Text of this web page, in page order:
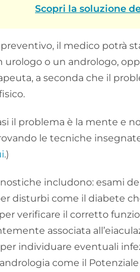
Scopri la soluzione
il medico potrà
urologo o un andrologo,
a seconda che il
il problema è la mente e
le tecniche
.)
includono: esami
disturbi come il diabete
verificare il corretto
associata
individuare eventuali
come il Potenziale